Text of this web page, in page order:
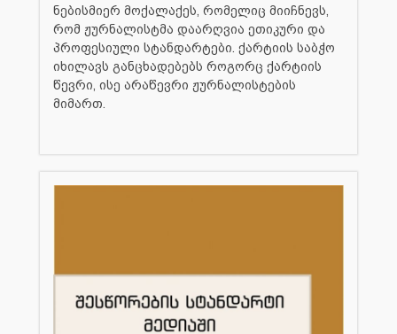
ნებისმიერ მოქალაქეს, რომელიც მიიჩნევს,
რომ ჟურნალისტმა დაარღვია ეთიკური და
პროფესიული სტანდარტები. ქარტიის საბჭო
იხილავს განცხადებებს როგორც ქარტიის
წევრი, ისე არაწევრი ჟურნალისტების
მიმართ.